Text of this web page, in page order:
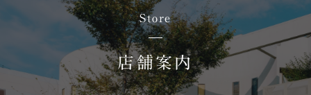
Store
店舗案内